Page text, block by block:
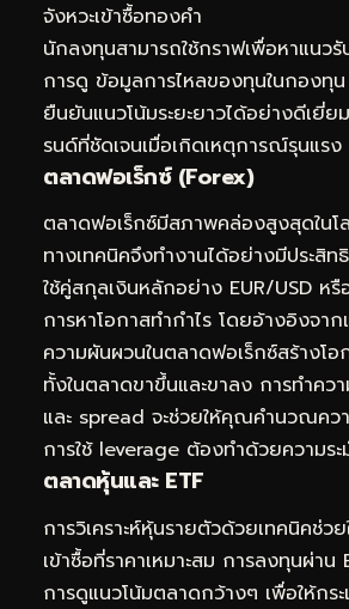
จังหวะเข้าซื้อทองคำ
นักลงทุนสามารถใช้กราฟเพื่อหาแนว
การดู ข้อมูลการไหลของทุนในกองทุน
ยืนยันแนวโน้มระยะยาวได้อย่างดีเยี่ย
รนด์ที่ชัดเจนเมื่อเกิดเหตุการณ์รุนแรง
ตลาดฟอเร็กซ์ (Forex)
ตลาดฟอเร็กซ์มีสภาพคล่องสูงสุดในโ
ทางเทคนิคจึงทำงานได้อย่างมีประสิ
ใช้คู่สกุลเงินหลักอย่าง EUR/USD หรื
การหาโอกาสทำกำไร โดยอ้างอิงจา
ความผันผวนในตลาดฟอเร็กซ์สร้างโอ
ทั้งในตลาดขาขึ้นและขาลง การทำควา
และ spread จะช่วยให้คุณคำนวณคว
การใช้ leverage ต้องทำด้วยความระ
ตลาดหุ้นและ ETF
การวิเคราะห์หุ้นรายตัวด้วยเทคนิคช่ว
เข้าซื้อที่ราคาเหมาะสม การลงทุนผ่า
การดูแนวโน้มตลาดกว้างๆ เพื่อให้กระ